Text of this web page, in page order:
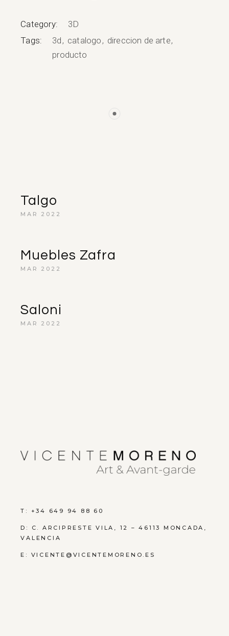
Category:
3D
Tags:
3d catalogo direccion de arte
producto
Talgo
MAR 2022
Muebles Zafra
MAR 2022
Saloni
MAR 2022
T: +34 649 94 88 60
D:
C. ARCIPRESTE VILA, 12 – 46113 MONCADA,
VALENCIA
E: VICENTE@VICENTEMORENO.ES